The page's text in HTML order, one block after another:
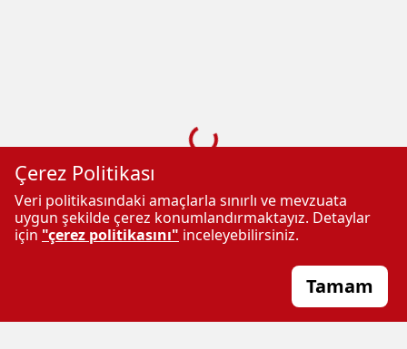
E-Gazete
hakları gazete ve
REHBER TV
Çerez Politikası
Veri politikasındaki amaçlarla sınırlı ve mevzuata
uygun şekilde çerez konumlandırmaktayız. Detaylar
için "çerez politikasını" inceleyebilirsiniz.
Tamam